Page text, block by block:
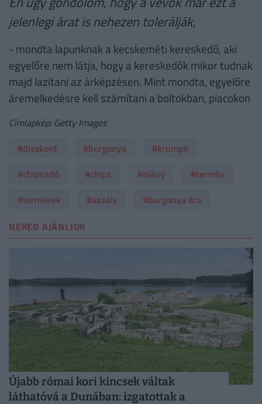
jelenlegi árat is nehezen tolerálják,
- mondta lapunknak a kecskeméti kereskedő, aki
egyelőre nem látja, hogy a kereskedők mikor tudnak
majd lazítani az árképzésen. Mint mondta, egyelőre
áremelkedésre kell számítani a boltokban, piacokon
Címlapkép: Getty Images
#diszkont
#burgonya
#krumpli
#chipsadó
#chips #hiány
#termés
#termékek
#aszály
#burgonya ára
NEKED AJÁNLJUK
Újabb római kori kincsek váltak
láthatóvá a Dunában: izgatottak a